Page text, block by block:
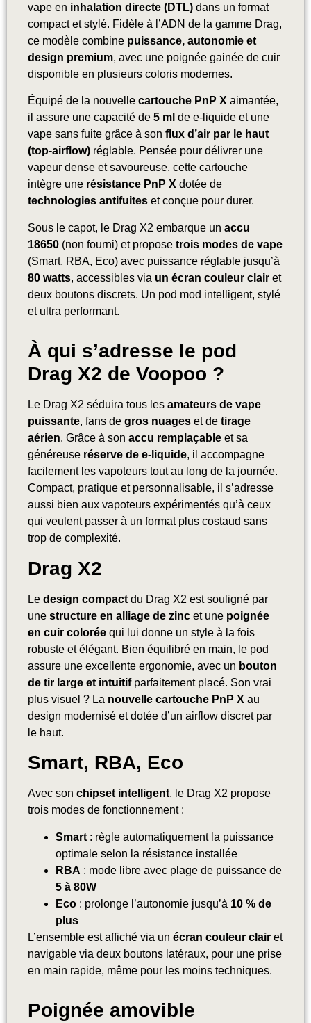
vape en inhalation directe (DTL) dans un format
compact et stylé. Fidèle à l’ADN de la gamme Drag,
ce modèle combine puissance, autonomie et
design premium, avec une poignée gainée de cuir
disponible en plusieurs coloris modernes.
Équipé de la nouvelle cartouche PnP X aimantée,
il assure une capacité de 5 ml de e-liquide et une
vape sans fuite grâce à son flux d’air par le haut
(top-airflow) réglable. Pensée pour délivrer une
vapeur dense et savoureuse, cette cartouche
intègre une résistance PnP X dotée de
technologies antifuites et conçue pour durer.
Sous le capot, le Drag X2 embarque un accu
18650 (non fourni) et propose trois modes de vape
(Smart, RBA, Eco) avec puissance réglable jusqu’à
80 watts, accessibles via un écran couleur clair et
deux boutons discrets. Un pod mod intelligent, stylé
et ultra performant.
À qui s’adresse le pod
Drag X2 de Voopoo ?
Le Drag X2 séduira tous les amateurs de vape
puissante, fans de gros nuages et de tirage
aérien. Grâce à son accu remplaçable et sa
généreuse réserve de e-liquide, il accompagne
facilement les vapoteurs tout au long de la journée.
Compact, pratique et personnalisable, il s’adresse
aussi bien aux vapoteurs expérimentés qu’à ceux
qui veulent passer à un format plus costaud sans
trop de complexité.
Drag X2
Le design compact du Drag X2 est souligné par
une structure en alliage de zinc et une poignée
en cuir colorée qui lui donne un style à la fois
robuste et élégant. Bien équilibré en main, le pod
assure une excellente ergonomie, avec un bouton
de tir large et intuitifparfaitement placé. Son vrai
plus visuel ? La nouvelle cartouche PnP X au
design modernisé et dotée d’un airflow discret par
le haut.
Smart, RBA, Eco
Avec son chipset intelligent, le Drag X2 propose
trois modes de fonctionnement :
Smart : règle automatiquement la puissance
optimale selon la résistance installée
RBA : mode libre avec plage de puissance de
5 à 80W
Eco : prolonge l’autonomie jusqu’à 10 % de
plus
L’ensemble est affiché via un écran couleur clair et
navigable via deux boutons latéraux, pour une prise
en main rapide, même pour les moins techniques.
Poignée amovible